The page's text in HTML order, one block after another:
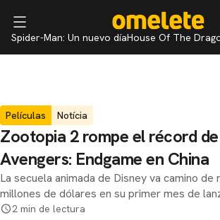
Spider-Man: Un nuevo díaHouse Of The
Películas Notícia
Zootopia 2 rompe el récord
Avengers: Endgame en China
La secuela animada de Disney va camino de
millones de dólares en su primer mes de
2 min de lectura